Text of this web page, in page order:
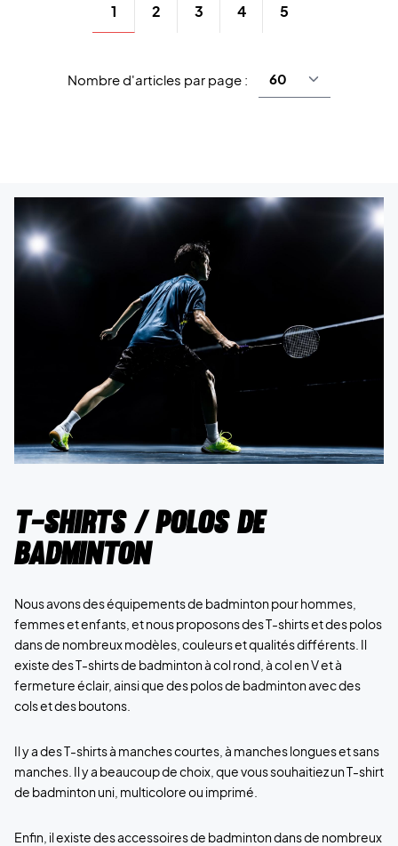
1 2 3 4 5
Nombre d'articles par page :
T-shirts / Polos de
badminton
Nous avons des équipements de badminton pour hommes,
femmes et enfants, et nous proposons des T-shirts et des polos
dans de nombreux modèles, couleurs et qualités différents. Il
existe des T-shirts de badminton à col rond, à col en V et à
fermeture éclair, ainsi que des polos de badminton avec des
cols et des boutons.
Il y a des T-shirts à manches courtes, à manches longues et sans
manches. Il y a beaucoup de choix, que vous souhaitiez un T-shirt
de badminton uni, multicolore ou imprimé.
Enfin, il existe des accessoires de badminton dans de nombreux